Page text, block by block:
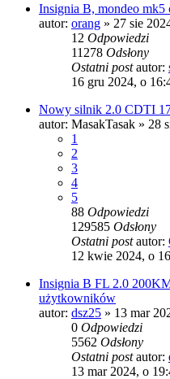
Insignia B, mondeo mk5
autor: orang » 27 sie
12 Odpowiedzi
11278 Odsłony
Ostatni postautor:
16 gru 2024, o
Nowy silnik 2.0 CDTI
autor: MasakTasak » 28
1
2
3
4
5
88 Odpowiedzi
129585 Odsłony
Ostatni postautor:
12 kwie 2024, o
Insignia B FL 2.0
użytkowników
autor: dsz25 » 13 mar
0 Odpowiedzi
5562 Odsłony
Ostatni postautor:
13 mar 2024, o